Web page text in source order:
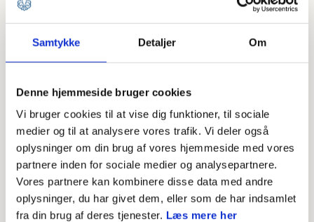
Samtykke Detaljer Om
Denne hjemmeside bruger cookies
Vi bruger cookies til at vise dig funktioner, til sociale
medier og til at analysere vores trafik. Vi deler også
oplysninger om din brug af vores hjemmeside med vores
partnere inden for sociale medier og analysepartnere.
Vores partnere kan kombinere disse data med andre
oplysninger, du har givet dem, eller som de har indsamlet
fra din brug af deres tjenester. Læs mere her
Målgruppen for kurset er gruppebestyrelser og
projektgrupper, som arbejder over længere tid, hvor
årsplanlægning kan styrke gruppens arbejde.
08. marts 2021
Af: Redaktionen
Årshjulkurset er opbygget som en proces, der kan
hjælpe de gruppebestyrelser, der har brug for at
opbygge et godt årshjul. Processen tager fat i både